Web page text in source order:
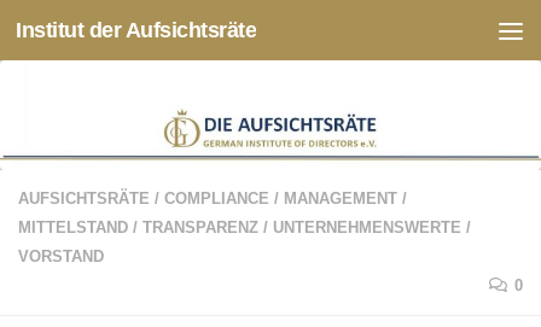
Zum Inhalt springen
Institut der Aufsichtsräte
AUFSICHTSRÄTE / COMPLIANCE / MANAGEMENT /
MITTELSTAND / TRANSPARENZ / UNTERNEHMENSWERTE /
VORSTAND
0